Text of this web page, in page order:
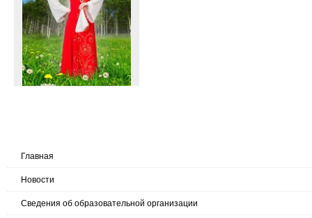
Главная
Новости
Сведения об образовательной организации